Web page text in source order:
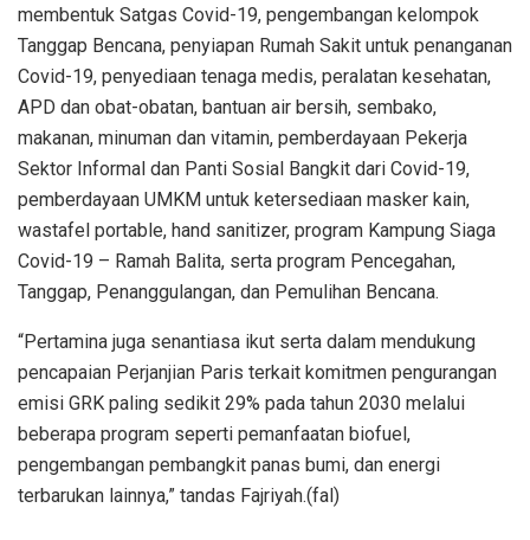
membentuk Satgas Covid-19, pengembangan kelompok
Tanggap Bencana, penyiapan Rumah Sakit untuk penanganan
Covid-19, penyediaan tenaga medis, peralatan kesehatan,
APD dan obat-obatan, bantuan air bersih, sembako,
makanan, minuman dan vitamin, pemberdayaan Pekerja
Sektor Informal dan Panti Sosial Bangkit dari Covid-19,
pemberdayaan UMKM untuk ketersediaan masker kain,
wastafel portable, hand sanitizer, program Kampung Siaga
Covid-19 – Ramah Balita, serta program Pencegahan,
Tanggap, Penanggulangan, dan Pemulihan Bencana.
“Pertamina juga senantiasa ikut serta dalam mendukung
pencapaian Perjanjian Paris terkait komitmen pengurangan
emisi GRK paling sedikit 29% pada tahun 2030 melalui
beberapa program seperti pemanfaatan biofuel,
pengembangan pembangkit panas bumi, dan energi
terbarukan lainnya,” tandas Fajriyah.(fal)